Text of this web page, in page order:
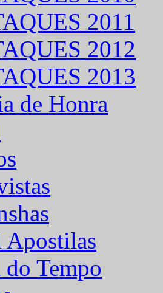
2011
2012
2013
de Honra
Apostilas
Tempo